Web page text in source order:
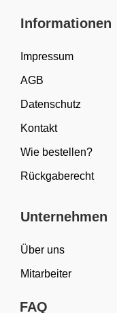
Informationen
Impressum
AGB
Datenschutz
Kontakt
Wie bestellen?
Rückgaberecht
Unternehmen
Über uns
Mitarbeiter
FAQ